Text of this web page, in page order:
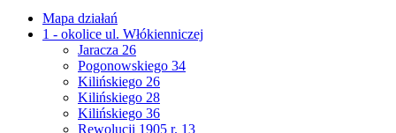
Mapa działań
1 - okolice ul. Włókienniczej
Jaracza 26
Pogonowskiego 34
Kilińskiego 26
Kilińskiego 28
Kilińskiego 36
Rewolucji 1905 r. 13